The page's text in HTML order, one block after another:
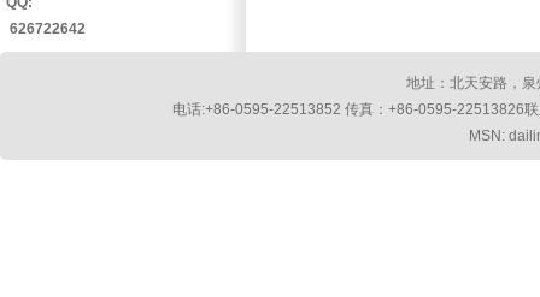
626722642
地址：北天安路，
电话:+86-0595-22513852 传真：+86-0595-22513826
MSN: